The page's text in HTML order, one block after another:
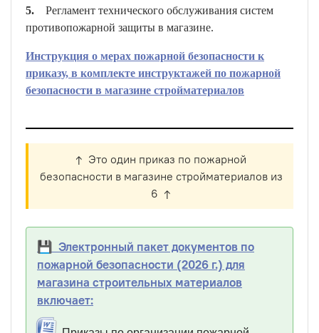
5. Регламент технического обслуживания систем
противопожарной защиты в магазине.
Инструкция о мерах пожарной безопасности к
приказу, в комплекте инструктажей по пожарной
безопасности в магазине стройматериалов
↑ Это один приказ по пожарной
безопасности в магазине стройматериалов из
6 ↑
💾 Электронный пакет документов по
пожарной безопасности (2026 г.) для
магазина строительных материалов
включает: